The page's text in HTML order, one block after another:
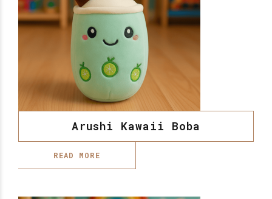
Arushi Kawaii Boba
READ MORE